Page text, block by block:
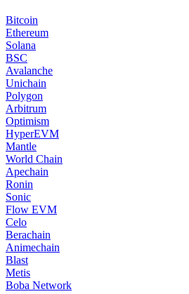
Bitcoin
Ethereum
Solana
BSC
Avalanche
Unichain
Polygon
Arbitrum
Optimism
HyperEVM
Mantle
World Chain
Apechain
Ronin
Sonic
Flow EVM
Celo
Berachain
Animechain
Blast
Metis
Boba Network